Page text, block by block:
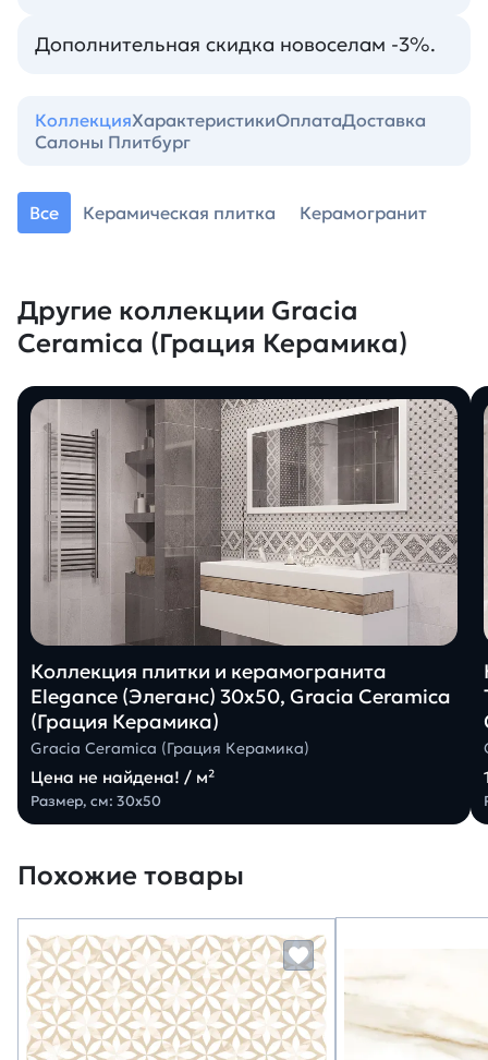
Дополнительная скидка новоселам -3%.
КоллекцияХарактеристикиОплатаДоставка
Салоны Плитбург
Все Керамическая плитка Керамогранит
Другие коллекции Gracia
Ceramica (Грация Керамика)
Коллекция плитки и керамогранита
Elegance (Элеганс) 30х50, Gracia Ceramica
(Грация Керамика)
Gracia Ceramica (Грация Керамика)
Цена не найдена! / м²
Размер, см: 30х50
Похожие товары